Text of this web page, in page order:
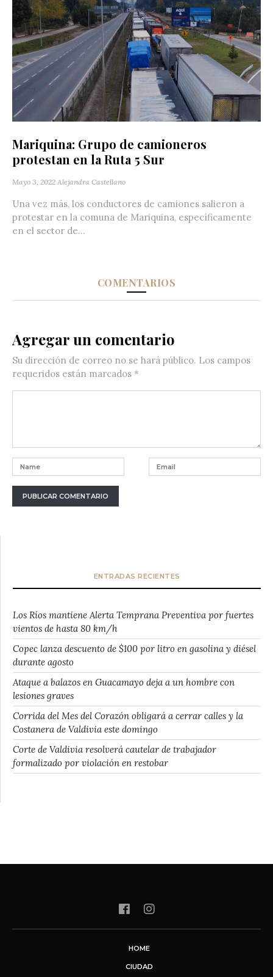
Mariquina: Grupo de camioneros
protestan en la Ruta 5 Sur
Mayo 3, 2022 Alejandra Castellano
Una vez más, los conductores de camiones salieron a
protestar en la comuna de Mariquina, específicamente
en el sector de...
COMENTARIOS
Agregar un comentario
Su dirección de correo no se hará público. Los campos
requeridos están marcados *
ENTRADAS RECIENTES
Los Ríos mantiene Alerta Temprana Preventiva por fuertes
vientos de hasta 80 km/h
Copec lanza descuento de $100 por litro en gasolina y diésel
durante agosto
Ataque a balazos en Guacamayo deja a un hombre con
lesiones graves
Corrida del Mes del Corazón obligará a cerrar calles y la
Costanera de Valdivia este domingo
Corte de Valdivia resolverá cautelar de trabajador
formalizado por violación en restobar
HOME
CIUDAD